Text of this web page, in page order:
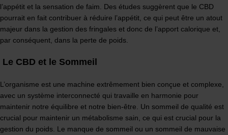
l’appétit et la sensation de faim. Des études suggèrent que le CBD
pourrait en fait contribuer à réduire l’appétit, ce qui peut être un atout
majeur dans la gestion des fringales et donc de l’apport calorique et,
par conséquent, dans la perte de poids.
Le CBD et le Sommeil
L’organisme est une machine extrêmement bien conçue et complexe,
avec un système interconnecté qui travaille en harmonie pour
maintenir notre équilibre et notre bien-être. Un sommeil de qualité est
crucial pour maintenir un métabolisme sain, ce qui est crucial pour la
gestion du poids. Le manque de sommeil ou un sommeil de mauvaise